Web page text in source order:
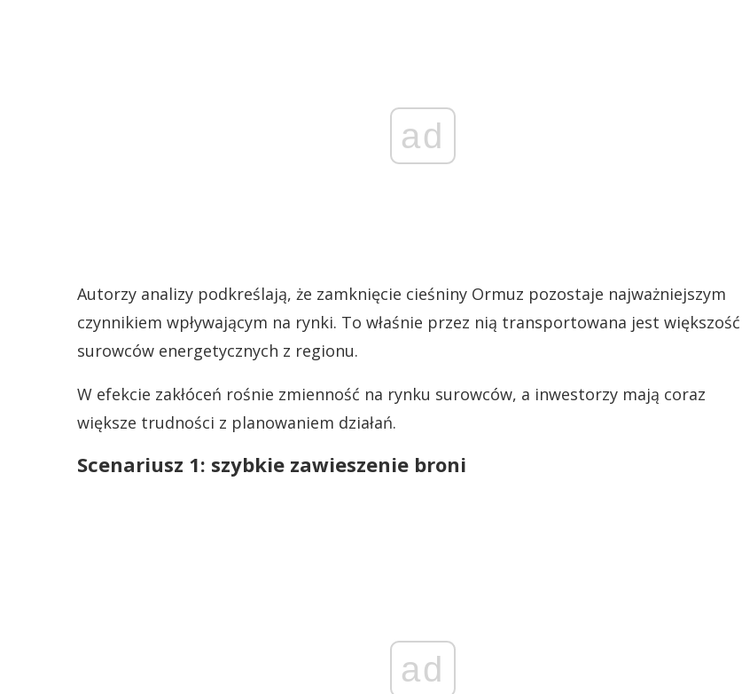
ad
Autorzy analizy podkreślają, że zamknięcie cieśniny Ormuz pozostaje najważniejszym
czynnikiem wpływającym na rynki. To właśnie przez nią transportowana jest większość
surowców energetycznych z regionu.
W efekcie zakłóceń rośnie zmienność na rynku surowców, a inwestorzy mają coraz
większe trudności z planowaniem działań.
Scenariusz 1: szybkie zawieszenie broni
ad